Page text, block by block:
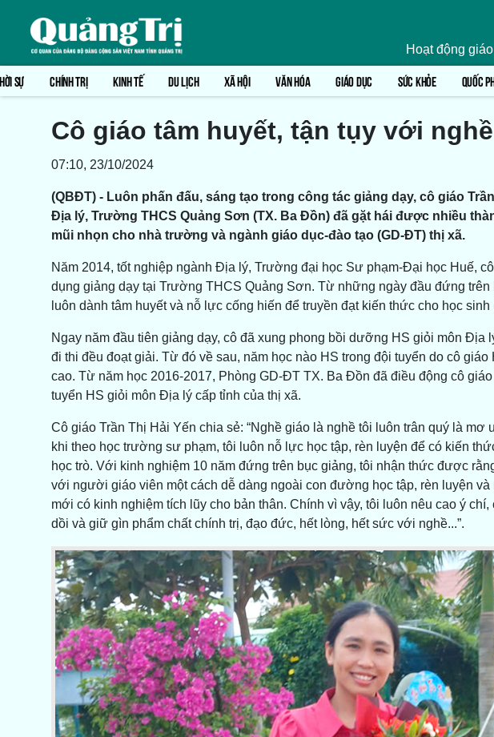
Hoạt động
SỰ CHÍNH TRỊ KINH TẾ DU LỊCH XÃ HỘI VĂN HÓA GIÁO DỤC SỨC KHỎE QUỐC
Cô giáo tâm huyết, tận tụy với nghề
07:10, 23/10/2024
(QBĐT) - Luôn phấn đấu, sáng tạo trong công tác giảng dạy, cô giáo
Địa lý, Trường THCS Quảng Sơn (TX. Ba Đồn) đã gặt hái được nhiều
mũi nhọn cho nhà trường và ngành giáo dục-đào tạo (GD-ĐT) thị xã.
Năm 2014, tốt nghiệp ngành Địa lý, Trường đại học Sư phạm-Đại học Huế,
dụng giảng dạy tại Trường THCS Quảng Sơn. Từ những ngày đầu đứng
luôn dành tâm huyết và nỗ lực cống hiến để truyền đạt kiến thức cho học sinh
Ngay năm đầu tiên giảng dạy, cô đã xung phong bồi dưỡng HS giỏi môn Địa
đi thi đều đoạt giải. Từ đó về sau, năm học nào HS trong đội tuyển do cô
cao. Từ năm học 2016-2017, Phòng GD-ĐT TX. Ba Đồn đã điều động cô
tuyển HS giỏi môn Địa lý cấp tỉnh của thị xã.
Cô giáo Trần Thị Hải Yến chia sẻ: “Nghề giáo là nghề tôi luôn trân quý là
khi theo học trường sư phạm, tôi luôn nỗ lực học tập, rèn luyện để có kiến
học trò. Với kinh nghiệm 10 năm đứng trên bục giảng, tôi nhận thức được
với người giáo viên một cách dễ dàng ngoài con đường học tập, rèn luyện
mới có kinh nghiệm tích lũy cho bản thân. Chính vì vậy, tôi luôn nêu cao ý
dồi và giữ gìn phẩm chất chính trị, đạo đức, hết lòng, hết sức với nghề...”.